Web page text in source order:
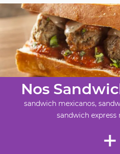
Nos
sandwich mexicanos,
sandwich express
+